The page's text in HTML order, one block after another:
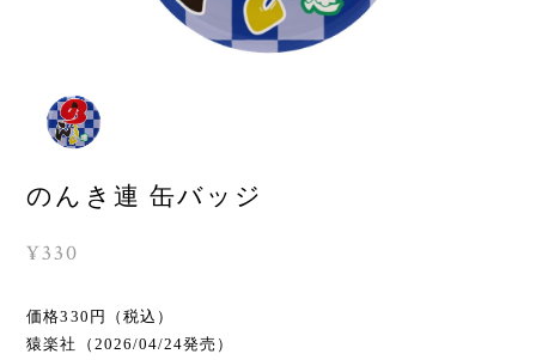
のんき連 缶バッジ
¥330
価格330円（税込）
猿楽社（2026/04/24発売）